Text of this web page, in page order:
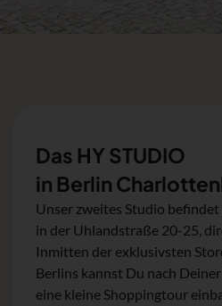
Das HY STUDIO
in Berlin
Unser zweites Studio
in der Uhlandstraße 20-25,
Inmitten der exklusivsten
Berlins kannst Du nach
eine kleine Shoppingtour